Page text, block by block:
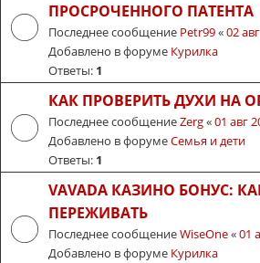
ПРОСРОЧЕННОГО ПАТЕНТА
Последнее сообщение Petr99«02
Добавлено в форуме Курилка
Ответы: 1
КАК ПРОВЕРИТЬ ДУХИ НА
Последнее сообщениеZerg«01 авг
Добавлено в форумеСемья и дети
Ответы: 1
VAVADA КАЗИНО БОНУС:
ПЕРЕЖИВАТЬ
Последнее сообщениеWiseOne«01
Добавлено в форуме Курилка